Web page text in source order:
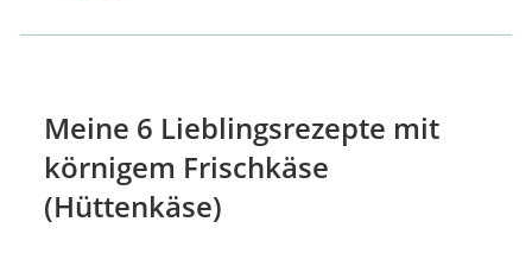
Meine 6 Lieblingsrezepte mit
körnigem Frischkäse
(Hüttenkäse)